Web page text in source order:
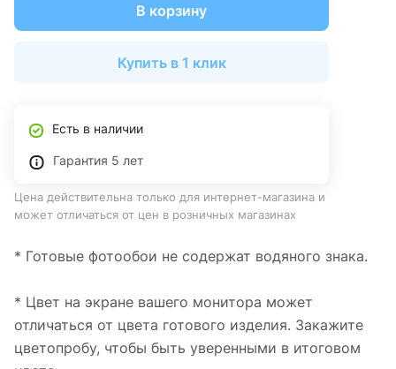
В корзину
Купить в 1 клик
Есть в наличии
Гарантия 5 лет
Цена действительна только для интернет-магазина и
может отличаться от цен в розничных магазинах
* Готовые фотообои не содержат водяного знака.
* Цвет на экране вашего монитора может
отличаться от цвета готового изделия. Закажите
цветопробу, чтобы быть уверенными в итоговом